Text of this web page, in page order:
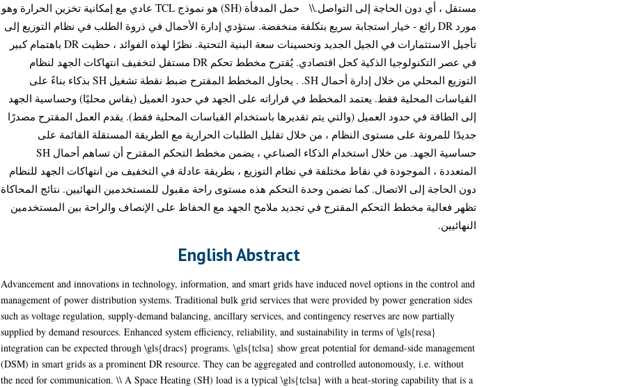
مستقل ، أي دون الحاجة إلى التواصل.\\ حمل المدفأة (SH) هو نموذج TCL عادي مع إمكانية تخزين الحرارة وهو
مورد DR رائع - خيار استجابة سريع بتكلفة منخفضة. ستؤدي إدارة الأحمال في ذروة الطلب في نظام التوزيع إلى
تأجيل الاستثمارات في الجيل الجديد وتحسينات سعة البنية التحتية. نظرًا لهذه الفوائد ، حظيت DR باهتمام كبير
في عصر التكنولوجيا الذكية كحل اقتصادي. يُقترح مخطط تحكم DR مستقل لتخفيف انتهاكات الجهد لنظام
التوزيع المحلي من خلال إدارة أحمال SH. . يحاول المخطط المقترح ضبط نقطة تشغيل SH بذكاء بناءً على
القياسات المحلية فقط. يعتمد المخطط في قراراته على الجهد في حدود العميل (يقاس محليًا) وحساسية الجهد
إلى الطاقة في حدود العميل (والتي يتم تقديرها باستخدام القياسات المحلية فقط). يقدم العمل المقترح مصدرًا
جديدًا للمرونة على مستوى النظام ، من خلال تقليل الطلبات الحرارية مع الطريقة المستقلة القائمة على
حساسية الجهد. من خلال استخدام الذكاء الصناعي ، يضمن مخطط التحكم المقترح أن تساهم أحمال SH
المتعددة ، الموجودة في نقاط مختلفة في نظام التوزيع ، بطريقة عادلة في التخفيف من انتهاكات الجهد للنظام
دون الحاجة إلى الاتصال. كما تضمن وحدة التحكم هذه مستوى راحة مقبول للمستخدمين النهائيين. نتائج المحاكاة
تظهر فعالية مخطط التحكم المقترح في تجديد ملامح الجهد مع الحفاظ على الإنصاف والراحة بين المستخدمين
النهائيين.
English Abstract
Advancement and innovations in technology, information, and smart grids have induced novel options in the control and
management of power distribution systems. Traditional bulk grid services that were provided by power generation sides
such as voltage regulation, supply-demand balancing, ancillary services, and contingency reserves are now partially
supplied by demand resources. Enhanced system efficiency, reliability, and sustainability in terms of \gls{resa}
integration can be expected through \gls{dracs} programs. \gls{tclsa} show great potential for demand-side management
(DSM) in smart grids as a prominent DR resource. They can be aggregated and controlled autonomously, i.e. without
the need for communication. \\ A Space Heating (SH) load is a typical \gls{tclsa} with a heat-storing capability that is a